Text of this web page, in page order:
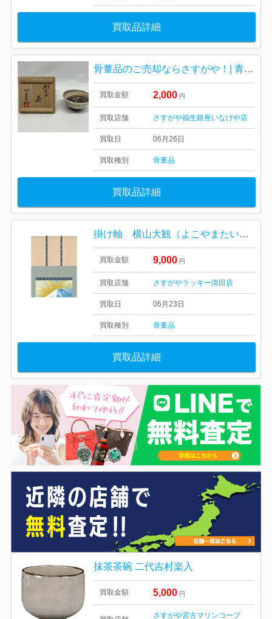
買取品詳細
骨董品のご売却ならさすがや！| 青梅市千ヶ瀬町| 茶器 中里重利 茶道用茶碗
買取金額 2,000 円
買取店舗 さすがや福生銀座いなげや店
買取日 06月26日
買取種別 骨董品
買取品詳細
掛け軸 横山大観（よこやまたいかん）美術品 骨董
買取金額 9,000 円
買取店舗 さすがやラッキー清田店
買取日 06月23日
買取種別 骨董品
買取品詳細
抹茶茶碗 二代吉村楽入
買取金額 5,000 円
さすがや宮古マリンコープ